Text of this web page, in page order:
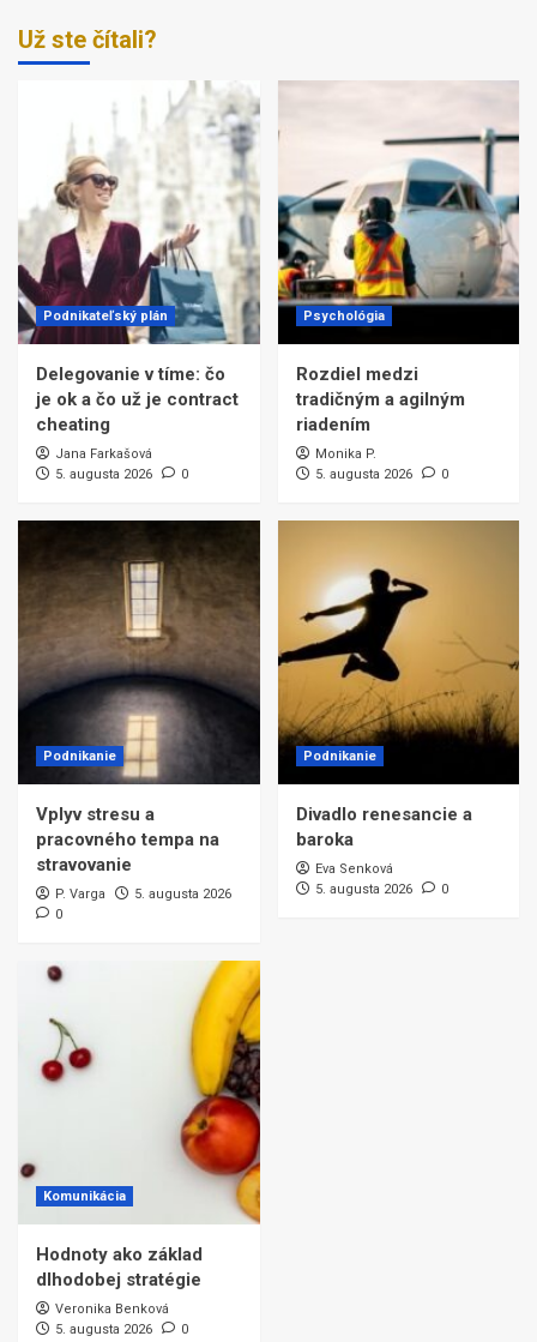
Už ste čítali?
Podnikateľský plán
Delegovanie v tíme: čo
je ok a čo už je contract
cheating
Jana Farkašová
5. augusta 2026
0
Psychológia
Rozdiel medzi
tradičným a agilným
riadením
Monika P.
5. augusta 2026
0
Podnikanie
Vplyv stresu a
pracovného tempa na
stravovanie
P. Varga
5. augusta 2026
0
Podnikanie
Divadlo renesancie a
baroka
Eva Senková
5. augusta 2026
0
Komunikácia
Hodnoty ako základ
dlhodobej stratégie
Veronika Benková
5. augusta 2026
0